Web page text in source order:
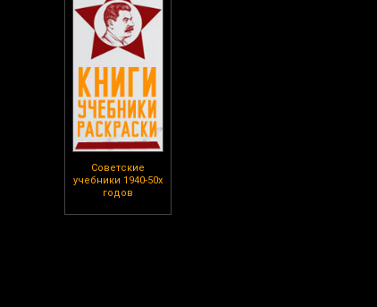
Советские
учебники 1940-50х
годов